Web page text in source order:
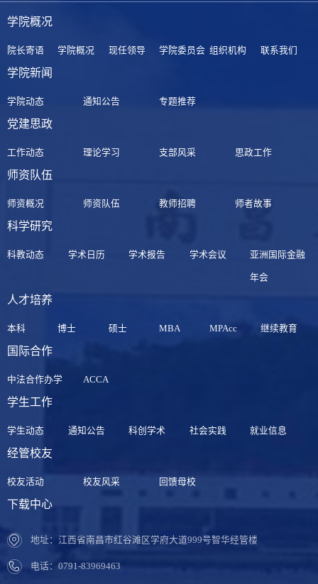
学院概况
院长寄语 学院概况 现任领导 学院委员会 组织机构 联系我们
学院新闻
学院动态 通知公告 专题推荐
党建思政
工作动态 理论学习 支部风采 思政工作
师资队伍
师资概况 师资队伍 教师招聘 师者故事
科学研究
科教动态 学术日历 学术报告 学术会议 亚洲国际金融
年会
人才培养
本科 博士 硕士 MBA MPAcc 继续教育
国际合作
中法合作办学 ACCA
学生工作
学生动态 通知公告 科创学术 社会实践 就业信息
经管校友
校友活动 校友风采 回馈母校
下载中心
地址：江西省南昌市红谷滩区学府大道999号智华经管楼
电话：0791-83969463